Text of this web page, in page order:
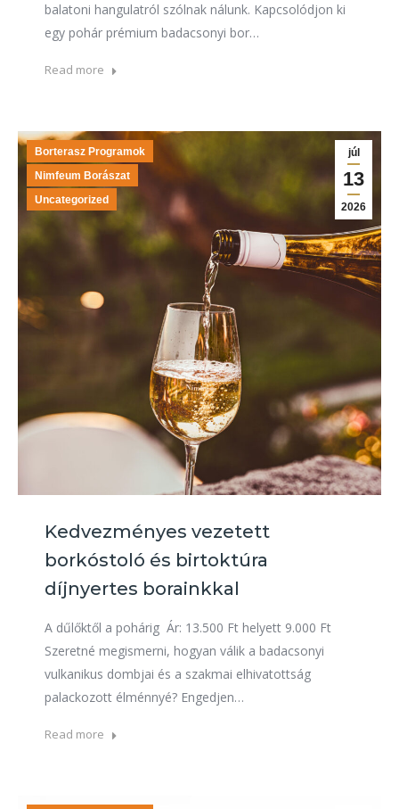
balatoni hangulatról szólnak nálunk. Kapcsolódjon ki
egy pohár prémium badacsonyi bor…
Read more
júl
13
2026
Borterasz Programok
Nimfeum Borászat
Uncategorized
Kedvezményes vezetett
borkóstoló és birtoktúra
díjnyertes borainkkal
A dűlőktől a pohárig Ár: 13.500 Ft helyett 9.000 Ft
Szeretné megismerni, hogyan válik a badacsonyi
vulkanikus dombjai és a szakmai elhivatottság
palackozott élménnyé? Engedjen…
Read more